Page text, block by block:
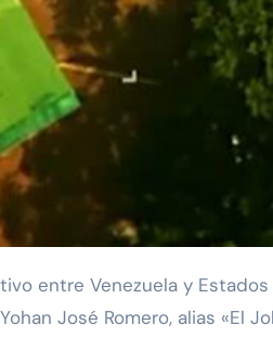
José Romero, alias «El